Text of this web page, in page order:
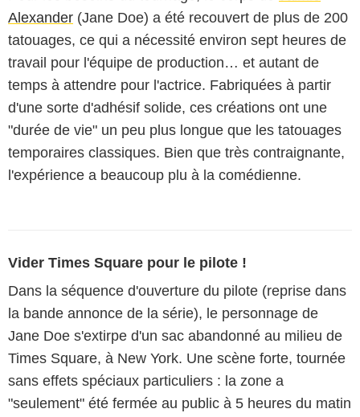
Alexander (Jane Doe) a été recouvert de plus de 200
tatouages, ce qui a nécessité environ sept heures de
travail pour l'équipe de production… et autant de
temps à attendre pour l'actrice. Fabriquées à partir
d'une sorte d'adhésif solide, ces créations ont une
"durée de vie" un peu plus longue que les tatouages
temporaires classiques. Bien que très contraignante,
l'expérience a beaucoup plu à la comédienne.
Vider Times Square pour le pilote !
Dans la séquence d'ouverture du pilote (reprise dans
la bande annonce de la série), le personnage de
Jane Doe s'extirpe d'un sac abandonné au milieu de
Times Square, à New York. Une scène forte, tournée
sans effets spéciaux particuliers : la zone a
"seulement" été fermée au public à 5 heures du matin